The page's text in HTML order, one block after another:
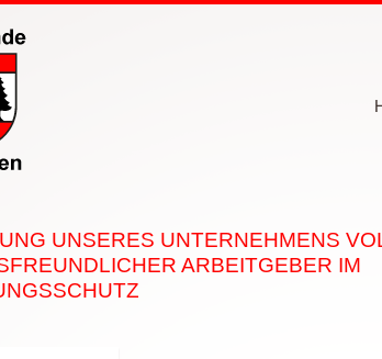
UNSERES UNTERNEHMENS
ARBEITGEBER IM